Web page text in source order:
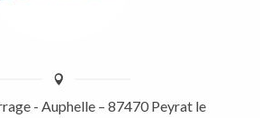
- Auphelle – 87470 Peyrat le